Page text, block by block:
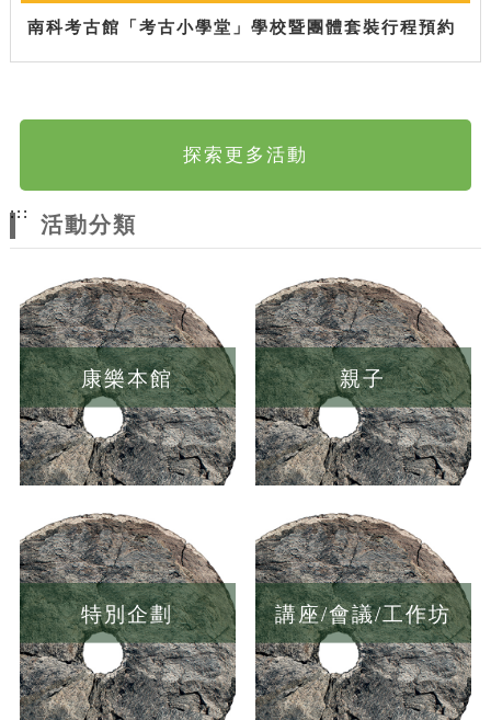
南科考古館「考古小學堂」學校暨團體套裝行程預約
探索更多活動
:::
活動分類
康樂本館 親子
特別企劃 講座/會議/工作坊